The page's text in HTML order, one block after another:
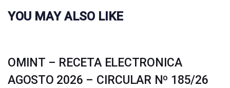
YOU MAY ALSO LIKE
OMINT – RECETA ELECTRONICA
AGOSTO 2026 – CIRCULAR Nº 185/26